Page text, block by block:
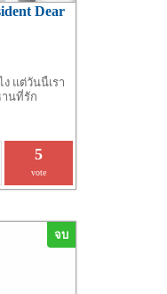
Dear
แต่วันนี้เรา
นที่รัก
5
vote
จบ